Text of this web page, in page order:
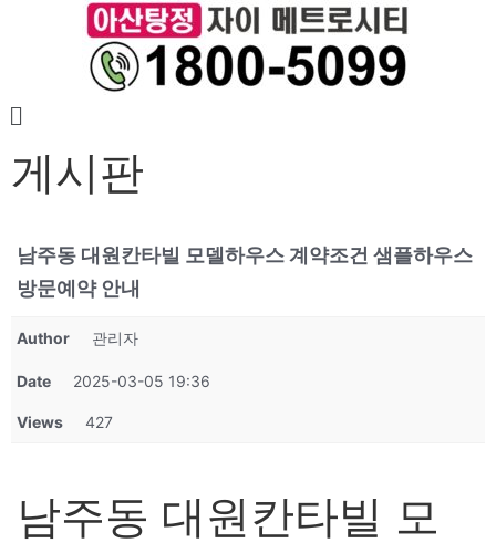
게시판
남주동 대원칸타빌 모델하우스 계약조건 샘플하우스
방문예약 안내
Author 관리자
Date 2025-03-05 19:36
Views 427
남주동 대원칸타빌 모